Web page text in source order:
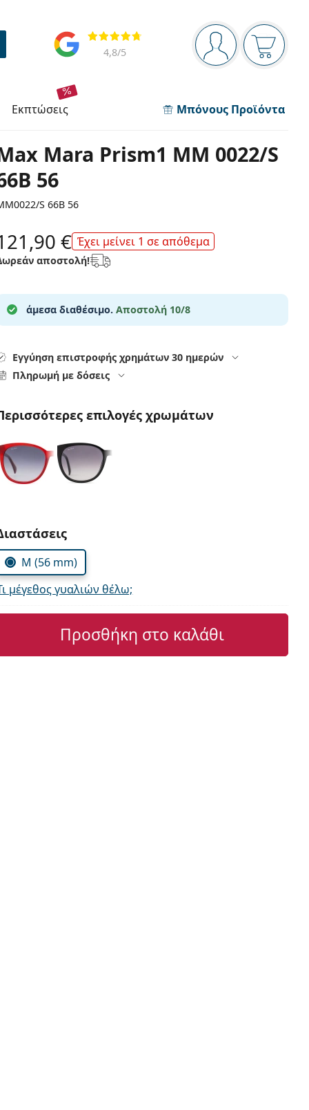
Πίνακας πλοήγησης
Είστε
Το
Αξιολογήσεις
4,8/5
εκπτώσεις Μπόνους Προϊόντα
Mara Prism1 MM 0022/S
56
S 66B 56
€ Έχει μείνει 1 σε απόθεμα
αποστολή!
άμεσα διαθέσιμο. Αποστολή 10/8
Εγγύηση επιστροφής χρημάτων 30 ημερών
Πληρωμή με δόσεις
επιλογές χρωμάτων
τις παράμετρους
M (56 mm)
μέγεθος γυαλιών θέλω;
Προσθήκη στο καλάθι